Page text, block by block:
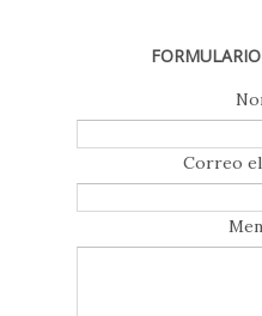
Correo